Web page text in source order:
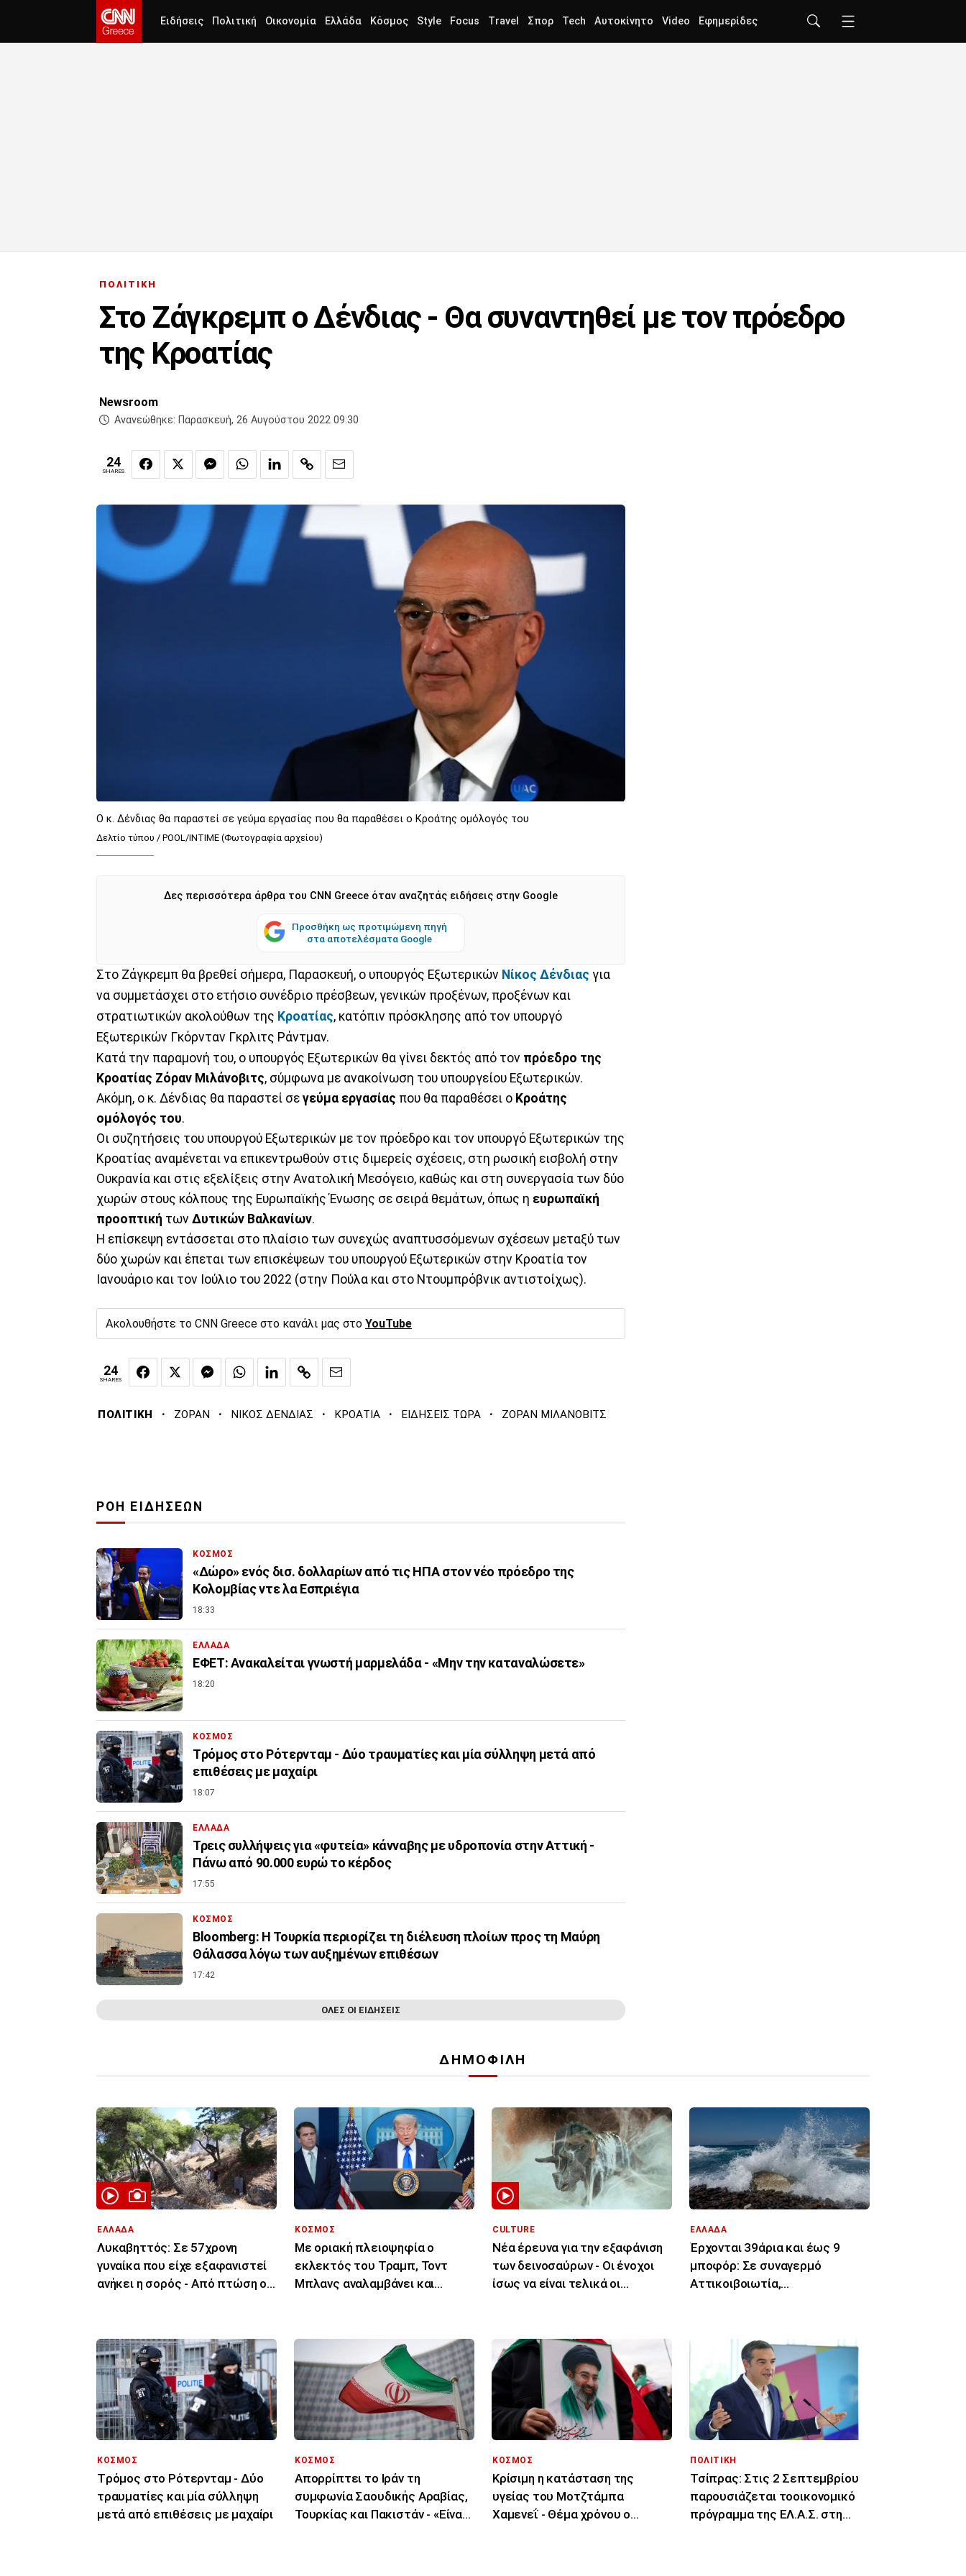
Ειδήσεις Πολιτική Οικονομία Ελλάδα Κόσμος Style Focus Travel Σπορ Tech Αυτοκίνητο Video Εφημερίδες
ΠΟΛΙΤΙΚΗ
Στο Ζάγκρεμπ ο Δένδιας - Θα συναντηθεί με τον πρόεδρο
της Κροατίας
Newsroom
Ανανεώθηκε: Παρασκευή, 26 Αυγούστου 2022 09:30
24
SHARES
Ο κ. Δένδιας θα παραστεί σε γεύμα εργασίας που θα παραθέσει ο Κροάτης ομόλογός του
Δελτίο τύπου / POOL/INTIME (Φωτογραφία αρχείου)
Δες περισσότερα άρθρα του CNN Greece όταν αναζητάς ειδήσεις στην Google
Προσθήκη ως προτιμώμενη πηγή
στα αποτελέσματα Google
Στο Ζάγκρεμπ θα βρεθεί σήμερα, Παρασκευή, ο υπουργός Εξωτερικών Νίκος Δένδιας για
να συμμετάσχει στο ετήσιο συνέδριο πρέσβεων, γενικών προξένων, προξένων και
στρατιωτικών ακολούθων της Κροατίας, κατόπιν πρόσκλησης από τον υπουργό
Εξωτερικών Γκόρνταν Γκρλιτς Ράντμαν.
Κατά την παραμονή του, ο υπουργός Εξωτερικών θα γίνει δεκτός από τον πρόεδρο της
Κροατίας Ζόραν Μιλάνοβιτς, σύμφωνα με ανακοίνωση του υπουργείου Εξωτερικών.
Ακόμη, ο κ. Δένδιας θα παραστεί σε γεύμα εργασίας που θα παραθέσει ο Κροάτης
ομόλογός του.
Οι συζητήσεις του υπουργού Εξωτερικών με τον πρόεδρο και τον υπουργό Εξωτερικών της
Κροατίας αναμένεται να επικεντρωθούν στις διμερείς σχέσεις, στη ρωσική εισβολή στην
Ουκρανία και στις εξελίξεις στην Ανατολική Μεσόγειο, καθώς και στη συνεργασία των δύο
χωρών στους κόλπους της Ευρωπαϊκής Ένωσης σε σειρά θεμάτων, όπως η ευρωπαϊκή
προοπτική των Δυτικών Βαλκανίων.
Η επίσκεψη εντάσσεται στο πλαίσιο των συνεχώς αναπτυσσόμενων σχέσεων μεταξύ των
δύο χωρών και έπεται των επισκέψεων του υπουργού Εξωτερικών στην Κροατία τον
Ιανουάριο και τον Ιούλιο του 2022 (στην Πούλα και στο Ντουμπρόβνικ αντιστοίχως).
Ακολουθήστε το CNN Greece στο κανάλι μας στο YouTube
24
SHARES
ΠΟΛΙΤΙΚΗ · ΖΟΡΑΝ · ΝΙΚΟΣ ΔΕΝΔΙΑΣ · ΚΡΟΑΤΙΑ · ΕΙΔΗΣΕΙΣ ΤΩΡΑ · ΖΟΡΑΝ ΜΙΛΑΝΟΒΙΤΣ
ΡΟΗ ΕΙΔΗΣΕΩΝ
ΚΟΣΜΟΣ
«Δώρο» ενός δισ. δολλαρίων από τις ΗΠΑ στον νέο πρόεδρο της
Κολομβίας ντε λα Εσπριέγια
18:33
ΕΛΛΑΔΑ
ΕΦΕΤ: Ανακαλείται γνωστή μαρμελάδα - «Μην την καταναλώσετε»
18:20
ΚΟΣΜΟΣ
Tρόμος στο Ρότερνταμ - Δύο τραυματίες και μία σύλληψη μετά από
επιθέσεις με μαχαίρι
18:07
ΕΛΛΑΔΑ
Τρεις συλλήψεις για «φυτεία» κάνναβης με υδροπονία στην Αττική -
Πάνω από 90.000 ευρώ το κέρδος
17:55
ΚΟΣΜΟΣ
Bloomberg: Η Τουρκία περιορίζει τη διέλευση πλοίων προς τη Μαύρη
Θάλασσα λόγω των αυξημένων επιθέσων
17:42
ΟΛΕΣ ΟΙ ΕΙΔΗΣΕΙΣ
ΔΗΜΟΦΙΛΗ
ΕΛΛΑΔΑ
Λυκαβηττός: Σε 57χρονη
γυναίκα που είχε εξαφανιστεί
ανήκει η σορός - Από πτώση ο
ΚΟΣΜΟΣ
Με οριακή πλειοψηφία ο
εκλεκτός του Τραμπ, Τοντ
Μπλανς αναλαμβάνει και
CULTURE
Νέα έρευνα για την εξαφάνιση
των δεινοσαύρων - Οι ένοχοι
ίσως να είναι τελικά οι
ΕΛΛΑΔΑ
Έρχονται 39άρια και έως 9
μποφόρ: Σε συναγερμό
Αττικοιβοιωτία,
ΚΟΣΜΟΣ
Tρόμος στο Ρότερνταμ - Δύο
τραυματίες και μία σύλληψη
μετά από επιθέσεις με μαχαίρι
ΚΟΣΜΟΣ
Απορρίπτει το Ιράν τη
συμφωνία Σαουδικής Αραβίας,
Τουρκίας και Πακιστάν - «Είναι
ΚΟΣΜΟΣ
Κρίσιμη η κατάσταση της
υγείας του Μοτζτάμπα
Χαμενεΐ - Θέμα χρόνου ο
ΠΟΛΙΤΙΚΗ
Τσίπρας: Στις 2 Σεπτεμβρίου
παρουσιάζεται τοοικονομικό
πρόγραμμα της ΕΛ.Α.Σ. στη